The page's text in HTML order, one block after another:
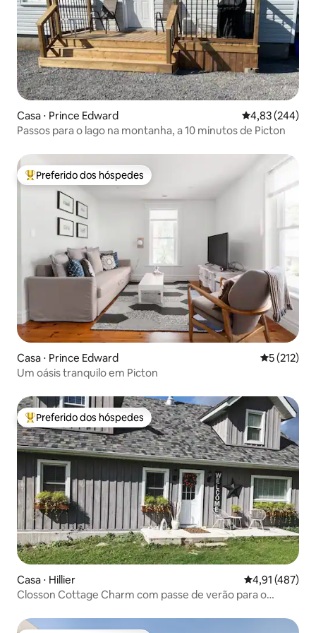
Casa ⋅ Prince Edward 4,83 de uma
4,83 (244)
Passos para o lago na montanha, a 10 minutos de Picton
Entre os melhores preferidos dos hóspedes
Preferido dos hóspedes
Casa ⋅ Prince Edward 5 de uma
5 (212)
Um oásis tranquilo em Picton
Entre os melhores preferidos dos hóspedes
Preferido dos hóspedes
Casa ⋅ Hillier 4,91 de uma
4,91 (487)
Closson Cottage Charm com passe de verão para o